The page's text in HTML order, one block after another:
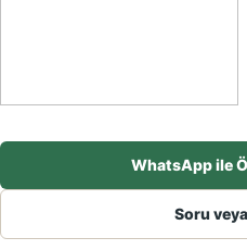
WhatsApp ile
Soru